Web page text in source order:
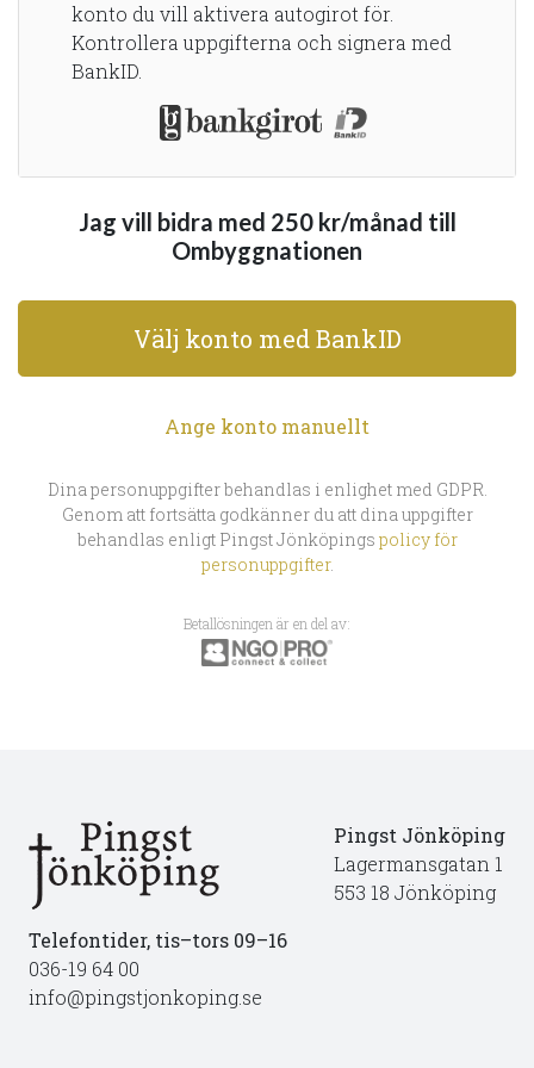
konto du vill aktivera autogirot för.
Kontrollera uppgifterna och signera med
BankID.
Jag vill bidra med 250 kr/månad till
Ombyggnationen
Välj konto med BankID
Ange konto manuellt
Dina personuppgifter behandlas i enlighet med GDPR.
Genom att fortsätta godkänner du att dina uppgifter
behandlas enligt Pingst Jönköpings policy för
personuppgifter.
Betallösningen är en del av:
Pingst Jönköping
Lagermansgatan 1
553 18 Jönköping
Telefontider, tis–tors 09–16
036-19 64 00
info@pingstjonkoping.se